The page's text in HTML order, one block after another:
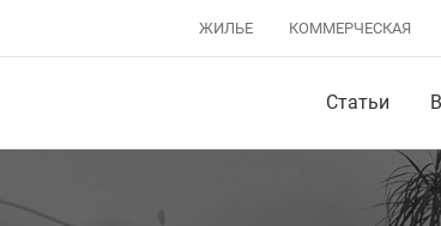
ЖИЛЬЕ КОММЕРЧЕСКАЯ
Статьи